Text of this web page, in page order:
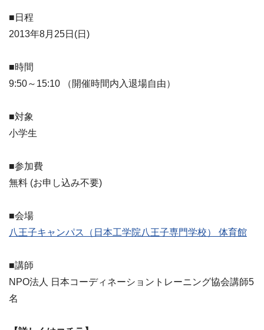
■日程
2013年8月25日(日)
■時間
9:50～15:10 （開催時間内入退場自由）
■対象
小学生
■参加費
無料 (お申し込み不要)
■会場
八王子キャンパス（日本工学院八王子専門学校） 体育館
■講師
NPO法人 日本コーディネーショントレーニング協会講師5
名